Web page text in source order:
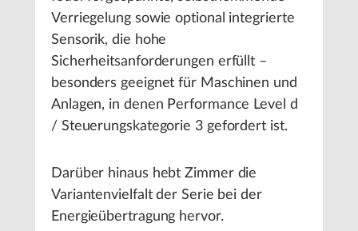
Verriegelung sowie optional integrierte
Sensorik, die hohe
Sicherheitsanforderungen erfüllt –
besonders geeignet für Maschinen und
Anlagen, in denen Performance Level d
/ Steuerungskategorie 3 gefordert ist.
Darüber hinaus hebt Zimmer die
Variantenvielfalt der Serie bei der
Energieübertragung hervor.